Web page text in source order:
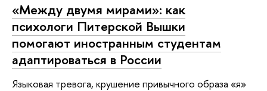
«Между двумя мирами»: как
психологи Питерской Вышки
помогают иностранным студентам
адаптироваться в России
Языковая тревога, крушение привычного образа «я»